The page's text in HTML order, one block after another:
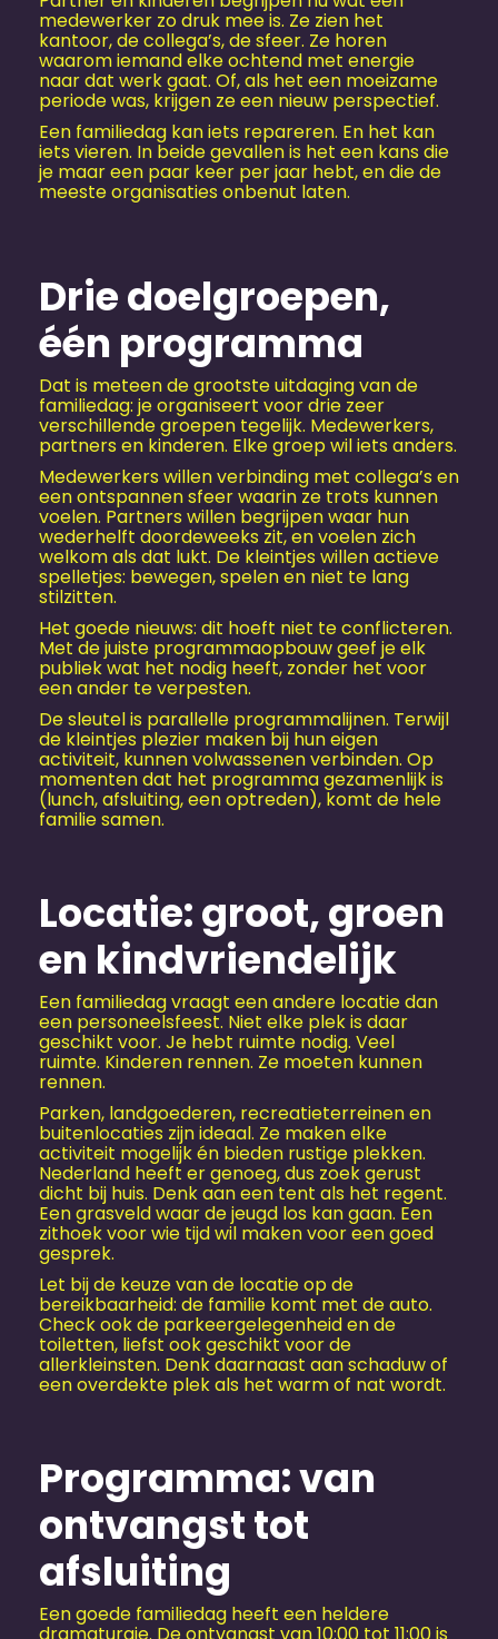
medewerker zo druk mee is. Ze zien het
kantoor, de collega’s, de sfeer. Ze horen
waarom iemand elke ochtend met energie
naar dat werk gaat. Of, als het een moeizame
periode was, krijgen ze een nieuw perspectief.
Een familiedag kan iets repareren. En het kan
iets vieren. In beide gevallen is het een kans die
je maar een paar keer per jaar hebt, en die de
meeste organisaties onbenut laten.
Drie doelgroepen,
één programma
Dat is meteen de grootste uitdaging van de
familiedag: je organiseert voor drie zeer
verschillende groepen tegelijk. Medewerkers,
partners en kinderen. Elke groep wil iets anders.
Medewerkers willen verbinding met collega’s en
een ontspannen sfeer waarin ze trots kunnen
voelen. Partners willen begrijpen waar hun
wederhelft doordeweeks zit, en voelen zich
welkom als dat lukt. De kleintjes willen actieve
spelletjes: bewegen, spelen en niet te lang
stilzitten.
Het goede nieuws: dit hoeft niet te conflicteren.
Met de juiste programmaopbouw geef je elk
publiek wat het nodig heeft, zonder het voor
een ander te verpesten.
De sleutel is parallelle programmalijnen. Terwijl
de kleintjes plezier maken bij hun eigen
activiteit, kunnen volwassenen verbinden. Op
momenten dat het programma gezamenlijk is
(lunch, afsluiting, een optreden), komt de hele
familie samen.
Locatie: groot, groen
en kindvriendelijk
Een familiedag vraagt een andere locatie dan
een personeels­feest. Niet elke plek is daar
geschikt voor. Je hebt ruimte nodig. Veel
ruimte. Kinderen rennen. Ze moeten kunnen
rennen.
Parken, landgoederen, recreatieterreinen en
buitenlocaties zijn ideaal. Ze maken elke
activiteit mogelijk én bieden rustige plekken.
Nederland heeft er genoeg, dus zoek gerust
dicht bij huis. Denk aan een tent als het regent.
Een grasveld waar de jeugd los kan gaan. Een
zithoek voor wie tijd wil maken voor een goed
gesprek.
Let bij de keuze van de locatie op de
bereikbaarheid: de familie komt met de auto.
Check ook de parkeergelegenheid en de
toiletten, liefst ook geschikt voor de
allerkleinsten. Denk daarnaast aan schaduw of
een overdekte plek als het warm of nat wordt.
Programma: van
ontvangst tot
afsluiting
Een goede familiedag heeft een heldere
dramaturgie. De ontvangst van 10:00 tot 11:00 is